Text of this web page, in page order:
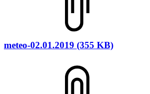
meteo-02.01.2019 (355 KB)